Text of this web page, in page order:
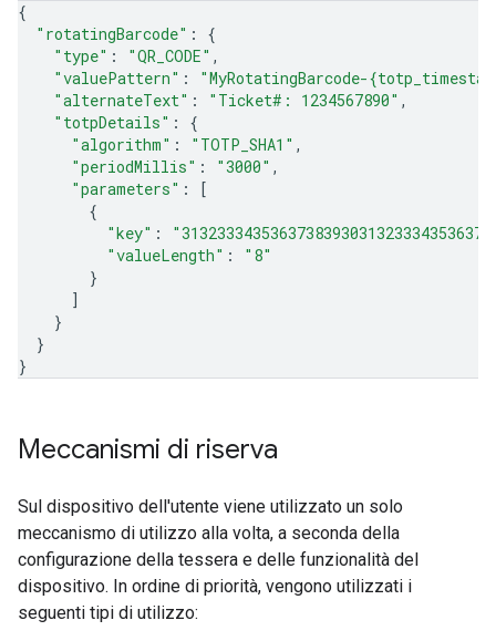
{
"rotatingBarcode" : {
"type" : "QR_CODE" ,
"valuePattern" :
"MyRotatingBarcode-
"alternateText" : "Ticket#: 1234567890" ,
"totpDetails" : {
"algorithm" : "TOTP_SHA1" ,
"periodMillis" : "3000" ,
"parameters" :
[
{
"key" :
"valueLength" :
"8"
}
]
}
}
}
Meccanismi di riserva
Sul dispositivo dell'utente viene utilizzato un solo
meccanismo di utilizzo alla volta, a seconda della
configurazione della tessera e delle funzionalità del
dispositivo. In ordine di priorità, vengono utilizzati i
seguenti tipi di utilizzo: